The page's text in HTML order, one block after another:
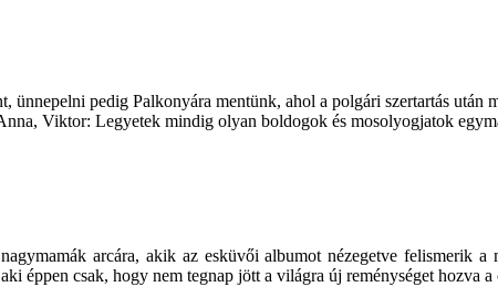
pedig Palkonyára mentünk, ahol a polgári szertartás után
Viktor: Legyetek mindig olyan boldogok és mosolyogjatok
arcára, akik az esküvői albumot nézegetve felismerik a
csak, hogy nem tegnap jött a világra új reménységet hozva a